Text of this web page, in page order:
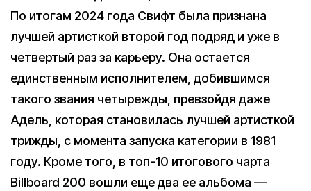
По итогам 2024 года Свифт была признана
лучшей артисткой второй год подряд и уже в
четвертый раз за карьеру. Она остается
единственным исполнителем, добившимся
такого звания четырежды, превзойдя даже
Адель, которая становилась лучшей артисткой
трижды, с момента запуска категории в 1981
году. Кроме того, в топ-10 итогового чарта
Billboard 200 вошли еще два ее альбома —